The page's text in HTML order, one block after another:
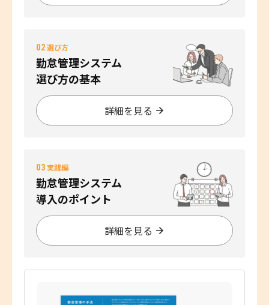
02選び方
勤怠管理システム
選び方の基本
詳細を見る
03実践編
勤怠管理システム
導入のポイント
詳細を見る